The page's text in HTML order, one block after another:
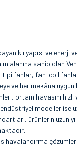
yapısı ve
sahip olan
tipi fanlar, fan-coil
ve her mekâna
ortam havasını
modeller ise
ürünlerin uzun